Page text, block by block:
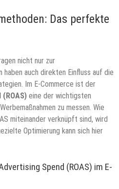
Das perfekte
nicht nur zur
auch direkten Einfluss auf die
Im E-Commerce ist der
eine der wichtigsten
zu messen. Wie
miteinander verknüpft sind, wird
Optimierung kann sich hier
Spend (ROAS) im E-